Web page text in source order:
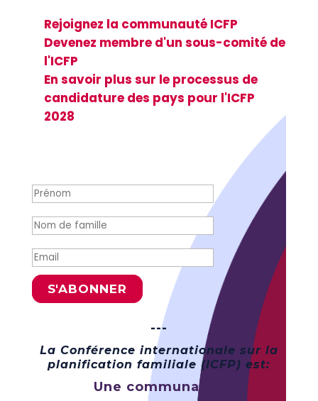
Rejoignez la communauté ICFP
Devenez membre d'un sous-comité de
l'ICFP
En savoir plus sur le processus de
candidature des pays pour l'ICFP
2028
S'ABONNER
---
La Conférence internationale sur la
planification familiale (ICFP) est:
Une communauté